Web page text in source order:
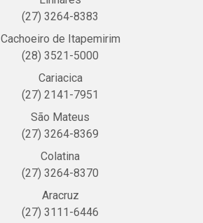
(27) 3264-8383
Cachoeiro de Itapemirim
(28) 3521-5000
Cariacica
(27) 2141-7951
São Mateus
(27) 3264-8369
Colatina
(27) 3264-8370
Aracruz
(27) 3111-6446